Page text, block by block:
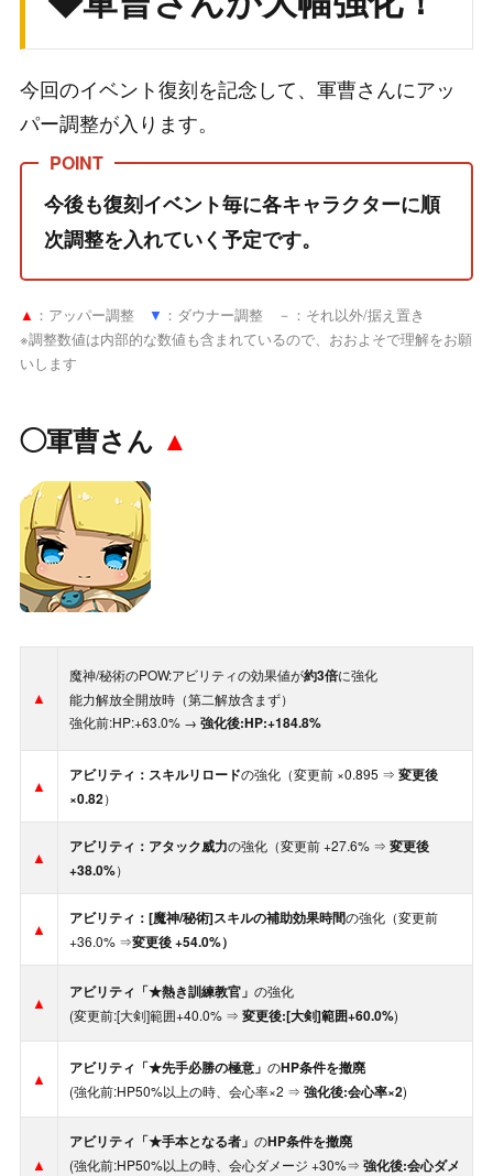
今回のイベント復刻を記念して、軍曹さんにアッ
パー調整が入ります。
今後も復刻イベント毎に各キャラクターに順
次調整を入れていく予定です。
▲ ：アッパー調整 ▼ ：ダウナー調整 － ：それ以外/据え置き
※調整数値は内部的な数値も含まれているので、おおよそで理解をお願
いします
◯軍曹さん ▲
▲
魔神/秘術のPOW:アビリティの効果値が約3倍に強化
能力解放全開放時（第二解放含まず）
強化前:HP:+63.0% → 強化後:HP:+184.8%
▲
アビリティ：スキルリロードの強化（変更前 ×0.895 ⇒ 変更後
×0.82）
▲
アビリティ：アタック威力の強化（変更前 +27.6% ⇒ 変更後
+38.0%）
▲
アビリティ：[魔神/秘術]スキルの補助効果時間の強化（変更前
+36.0% ⇒変更後 +54.0%）
▲
アビリティ「★熱き訓練教官」 の強化
(変更前:[大剣]範囲+40.0% ⇒ 変更後:[大剣]範囲+60.0%)
▲
アビリティ「★先手必勝の極意」 のHP条件を撤廃
(強化前:HP50%以上の時、会心率×2 ⇒ 強化後:会心率×2)
▲
アビリティ「★手本となる者」 のHP条件を撤廃
(強化前:HP50%以上の時、会心ダメージ +30%⇒ 強化後:会心ダメ